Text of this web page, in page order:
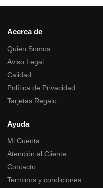
Acerca de
Quien Somos
Aviso Legal
Calidad
Política de Privacidad
Tarjetas Regalo
Ayuda
Mi Cuenta
Atención al Cliente
Contacto
Terminos y condiciones